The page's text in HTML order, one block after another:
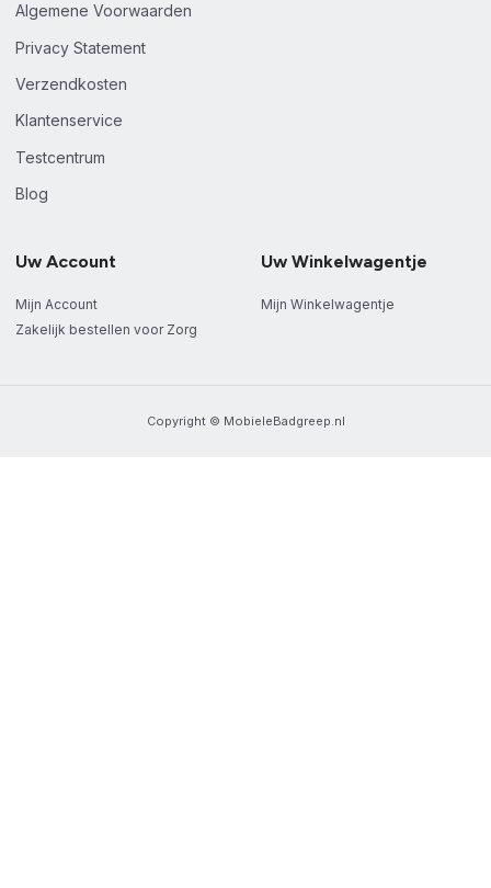
Algemene Voorwaarden
Privacy Statement
Verzendkosten
Klantenservice
Testcentrum
Blog
Uw Account
Mijn Account
Zakelijk bestellen voor Zorg
Uw Winkelwagentje
Mijn Winkelwagentje
Copyright © MobieleBadgreep.nl